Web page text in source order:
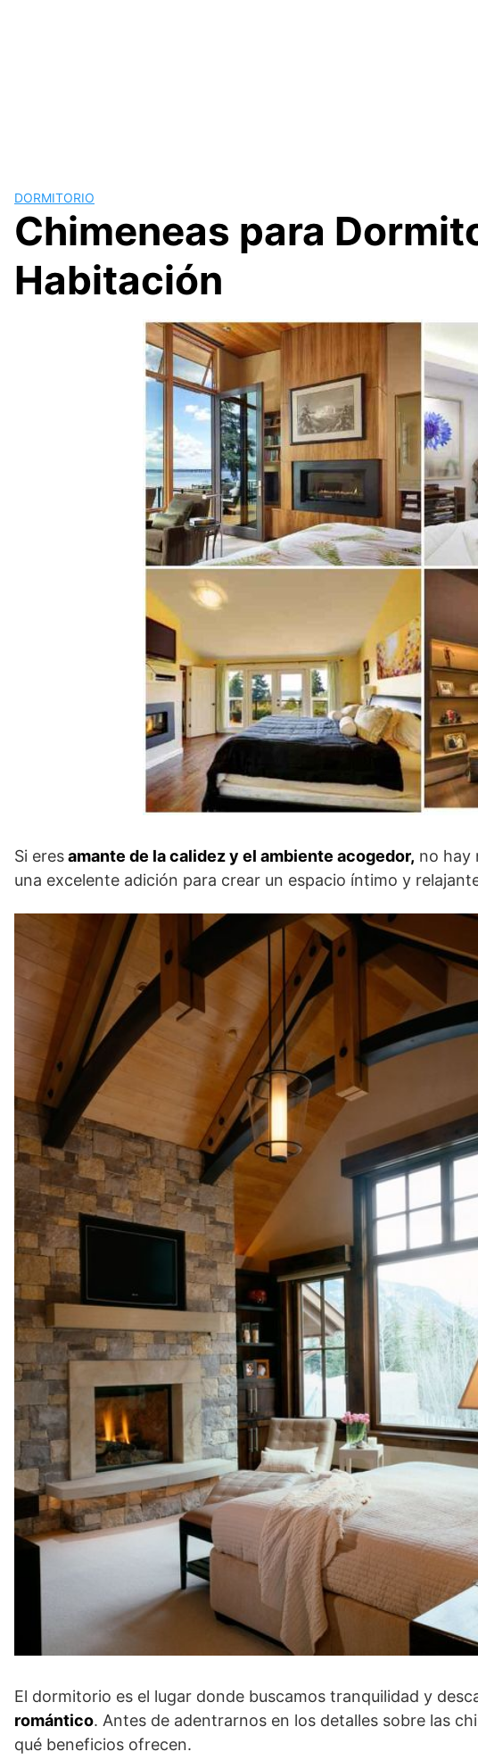
DORMITORIO
Chimeneas para
Habitación
Si eresamante de la calidez y el ambiente acogedor, no hay
una excelente adición para crear un espacio íntimo y
El dormitorio es el lugar donde buscamos tranquilidad y
romántico. Antes de adentrarnos en los detalles sobre las
qué beneficios ofrecen.